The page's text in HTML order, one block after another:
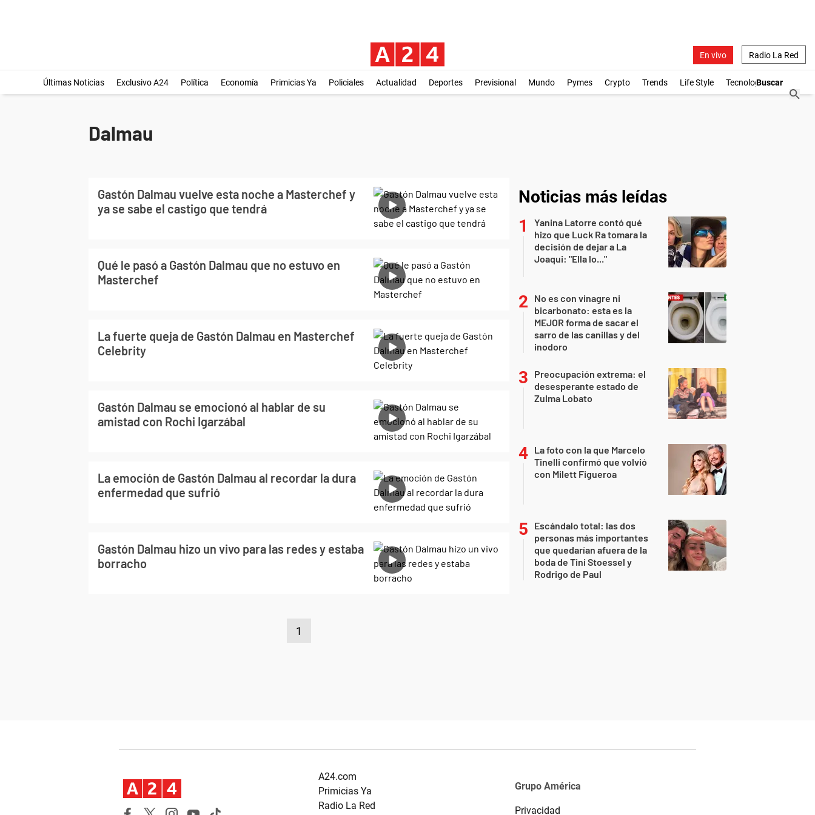
En vivo Radio La Red
Últimas Noticias Exclusivo A24 Política Economía Primicias Ya Policiales Actualidad Deportes Previsional Mundo Pymes Crypto Trends Life Style Tecnología
Dalmau
Gastón Dalmau vuelve esta noche a Masterchef y
ya se sabe el castigo que tendrá
Qué le pasó a Gastón Dalmau que no estuvo en
Masterchef
La fuerte queja de Gastón Dalmau en Masterchef
Celebrity
Gastón Dalmau se emocionó al hablar de su
amistad con Rochi Igarzábal
La emoción de Gastón Dalmau al recordar la dura
enfermedad que sufrió
Gastón Dalmau hizo un vivo para las redes y estaba
borracho
1
Noticias más leídas
Yanina Latorre contó qué
hizo que Luck Ra tomara la
decisión de dejar a La
Joaqui: "Ella lo..."
No es con vinagre ni
bicarbonato: esta es la
MEJOR forma de sacar el
sarro de las canillas y del
inodoro
Preocupación extrema: el
desesperante estado de
Zulma Lobato
La foto con la que Marcelo
Tinelli confirmó que volvió
con Milett Figueroa
Escándalo total: las dos
personas más importantes
que quedarían afuera de la
boda de Tini Stoessel y
Rodrigo de Paul
A24.com
Primicias Ya
Radio La Red
Grupo América
Privacidad